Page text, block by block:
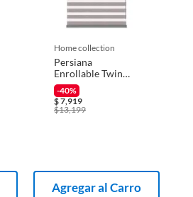
home collection
Persiana
Enrollable Twin
Dimout Gris 2.75 x
2.40 m
-40%
$7,919
$13,199
Agregar al Carro